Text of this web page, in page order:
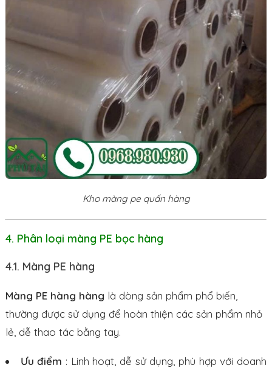
Kho màng pe quấn hàng
4. Phân loại màng PE bọc hàng
4.1. Màng PE hàng
Màng PE hàng hàng là dòng sản phẩm phổ biến,
thường được sử dụng để hoàn thiện các sản phẩm nhỏ
lẻ, dễ thao tác bằng tay.
Ưu điểm : Linh hoạt, dễ sử dụng, phù hợp với doanh